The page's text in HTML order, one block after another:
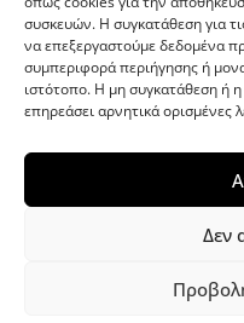
συσκευών. Η συγκατάθεση για
να επεξεργαστούμε δεδομένα
συμπεριφορά περιήγησης ή
ιστότοπο. Η μη συγκατάθεση ή
επηρεάσει αρνητικά ορισμένες
Δεν
G-point.gr